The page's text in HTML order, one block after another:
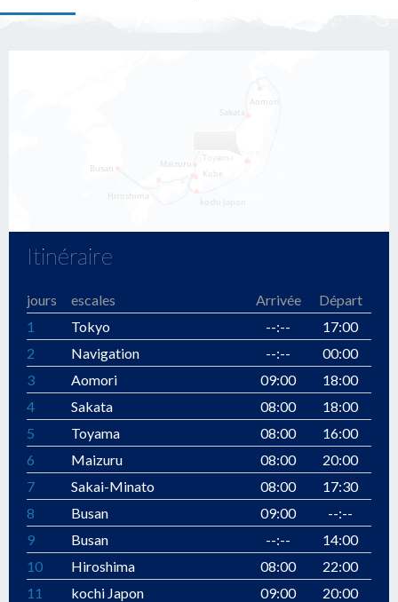
Itinéraire
jours escales Arrivée
Départ
1
Tokyo --:--
17:00
2
Navigation --:--
00:00
3
Aomori 09:00
18:00
4
Sakata 08:00
18:00
5
Toyama 08:00
16:00
6
Maizuru 08:00
20:00
7
Sakai-Minato 08:00
17:30
8
Busan 09:00
--:--
9
Busan --:--
14:00
10
Hiroshima 08:00
22:00
11
kochi Japon 09:00
20:00